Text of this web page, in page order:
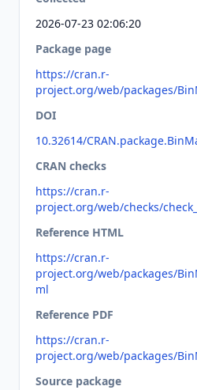
2026-07-23 02:06:20
Package page
https://cran.r-
project.org/web/packages/
DOI
10.32614/
CRAN checks
https://cran.r-
project.org/web/checks/
Reference HTML
https://cran.r-
project.org/web/packages/
ml
Reference PDF
https://cran.r-
project.org/web/packages/
Source package